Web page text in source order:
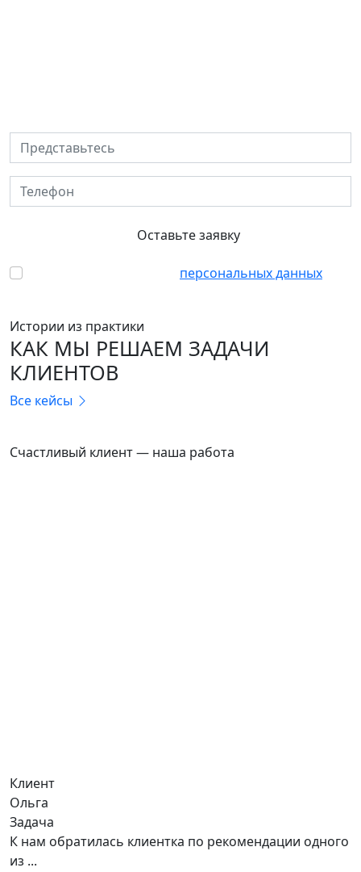
Представьтесь
Телефон
Оставьте заявку
персональных данных
Истории из практики
КАК МЫ РЕШАЕМ ЗАДАЧИ
КЛИЕНТОВ
Все кейсы
Счастливый клиент — наша работа
Клиент
Ольга
Задача
К нам обратилась клиентка по рекомендации одного
из ...